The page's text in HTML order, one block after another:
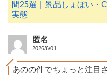
間25選｜景品しょぼい・
実態
匿名
2026/6/01
あのの件でちょっと注目